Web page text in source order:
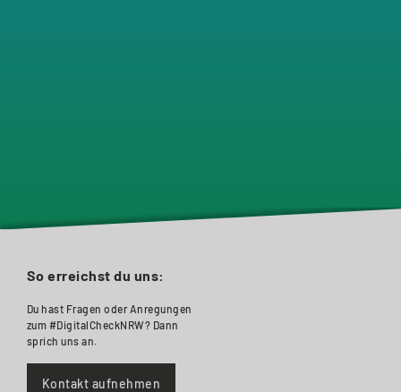
So erreichst du uns:
Du hast Fragen oder Anregungen
zum #DigitalCheckNRW? Dann
sprich uns an.
Kontakt aufnehmen